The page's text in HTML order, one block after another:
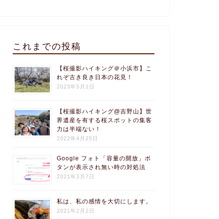
これまでの投稿
【桜撮影ハイキング＠小浜市】こ
れぞ古き良き日本の花見！
2023年5月1日
【桜撮影ハイキング@吉野山】世
界遺産を有する桜スポットの集客
力は半端ない！
2022年4月25日
Google フォト「容量の開放」ボ
タンが表示され無い時の対処法
2021年3月7日
私は、私の感情を大切にします。
2021年2月2日